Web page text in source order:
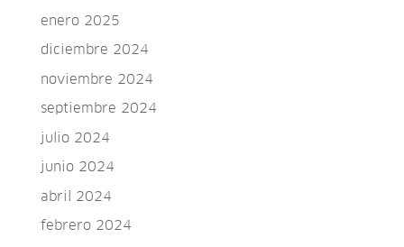
enero 2025
diciembre 2024
noviembre 2024
septiembre 2024
julio 2024
junio 2024
abril 2024
febrero 2024